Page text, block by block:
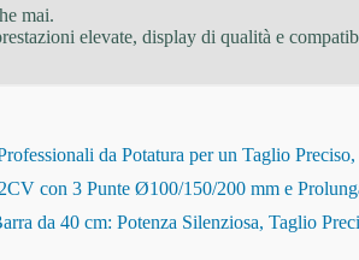
mai.
elevate, display di qualità e
da Potatura per un Taglio
con 3 Punte Ø100/150/200 mm e
da 40 cm: Potenza Silenziosa, Taglio